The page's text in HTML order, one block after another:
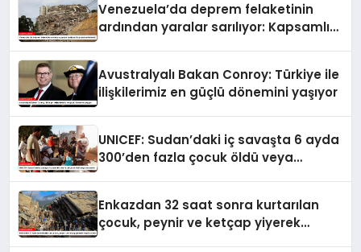
Venezuela’da deprem felaketinin
ardından yaralar sarılıyor: Kapsamlı
Avustralyalı Bakan Conroy: Türkiye ile
ilişkilerimiz en güçlü dönemini yaşıyor
UNICEF: Sudan’daki iç savaşta 6 ayda
300’den fazla çocuk öldü veya
Enkazdan 32 saat sonra kurtarılan
çocuk, peynir ve ketçap yiyerek